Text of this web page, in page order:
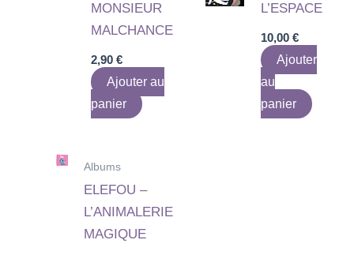
MONSIEUR
MALCHANCE
2,90€
Ajouter au
panier
L’ESPACE
10,00 €
Ajouter
au
panier
Albums
ELEFOU –
L’ANIMALERIE
MAGIQUE